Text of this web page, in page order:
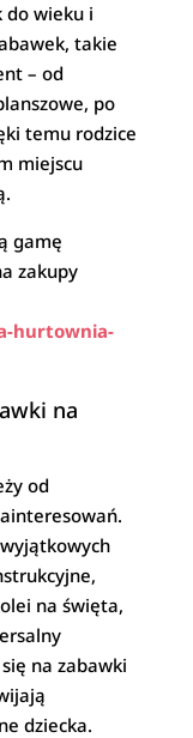
do wieku i
takie
– od
po
temu rodzice
miejscu
gamę
zakupy
hurtownia-
na
od
na święta,
na zabawki
dziecka.